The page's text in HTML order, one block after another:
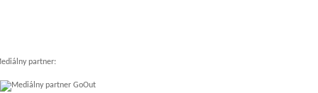
partner: